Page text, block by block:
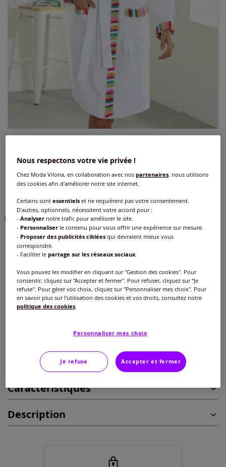
Couleur :blanc
Choisir une couleur :
Veuillez sélectionner une taille
38/40 -En stock
En stock
46/48 - En stock
50/52 -En stock
54/56 -En stock
Guide des tailles
Ajouter au panier
Caractéristiques
Description
Nous respectons votre vie privée !
Chez Moda Vilona, en collaboration avec nospartenaires, nous utilisons
des cookies afin d'améliorer notre site internet.
Certains sontessentiels et ne requièrent pas votre consentement.
D'autres, optionnels, nécessitent votre accord pour :
-Analyser notre trafic pour améliorer le site.
- Personnaliser le contenu pour vous offrir une expérience sur mesure.
- Proposer des publicités ciblées qui devraient mieux vous
correspondre.
- Faciliter lepartage sur les réseaux sociaux.
Vous pouvez les modifier en cliquant sur "Gestion des cookies". Pour
consentir, cliquez sur "Accepter et fermer". Pour refuser, cliquez sur "Je
refuse". Pour gérer vos choix, cliquez sur "Personnaliser mes choix". Pour
en savoir plus sur l'utilisation des cookies et vos droits, consultez notre
politique des cookies.
Personnaliser mes choix
Je refuse Accepter et fermer